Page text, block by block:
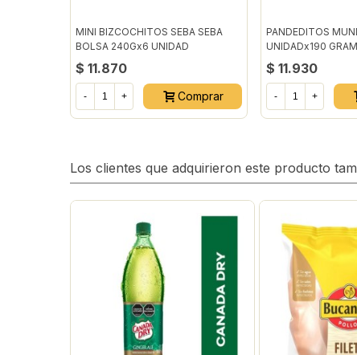
MINI BIZCOCHITOS SEBA SEBA
BOLSA 240Gx6 UNIDAD
$ 11.870
- + Comprar
PANDEDITOS
UNIDADx190
$ 11.930
- +
Los clientes que adquirieron este producto